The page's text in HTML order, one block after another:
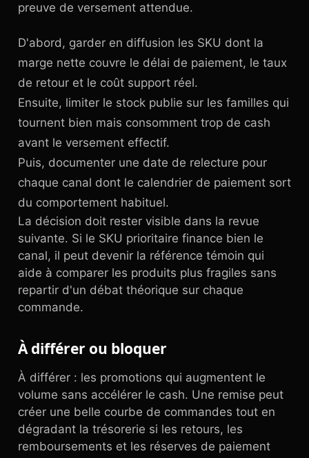
preuve de versement attendue.
D'abord, garder en diffusion les SKU dont la
marge nette couvre le délai de paiement, le taux
de retour et le coût support réel.
Ensuite, limiter le stock publie sur les familles qui
tournent bien mais consomment trop de cash
avant le versement effectif.
Puis, documenter une date de relecture pour
chaque canal dont le calendrier de paiement sort
du comportement habituel.
La décision doit rester visible dans la revue
suivante. Si le SKU prioritaire finance bien le
canal, il peut devenir la référence témoin qui
aide à comparer les produits plus fragiles sans
repartir d'un débat théorique sur chaque
commande.
À différer ou bloquer
À différer : les promotions qui augmentent le
volume sans accélérer le cash. Une remise peut
créer une belle courbe de commandes tout en
dégradant la trésorerie si les retours, les
remboursements et les réserves de paiement